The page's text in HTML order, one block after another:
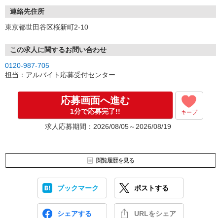
連絡先住所
東京都世田谷区桜新町2-10
この求人に関するお問い合わせ
0120-987-705
担当：アルバイト応募受付センター
応募画面へ進む
1分で応募完了!! キープ
求人応募期間：2026/08/05～2026/08/19
閲覧履歴を見る
ブックマーク ポストする
シェアする URLをシェア